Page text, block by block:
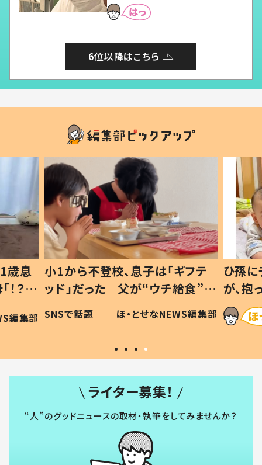
6位以降はこちら
歳息
？」
編集部
小1から不登校、息子は「ギフテ
ッド」だった 父が“ウチ給食”を
作り続ける理由とは #令和の親
#令和の子
SNSで話題 ほ・とせなNEWS編集部
ひ孫
が、
「涙が
い」
ライター募集！
“人”のグッドニュースの取材・執筆をしてみませんか？